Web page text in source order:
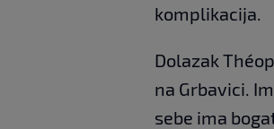
komplikacija.
Dolazak
na Grbavici.
sebe ima